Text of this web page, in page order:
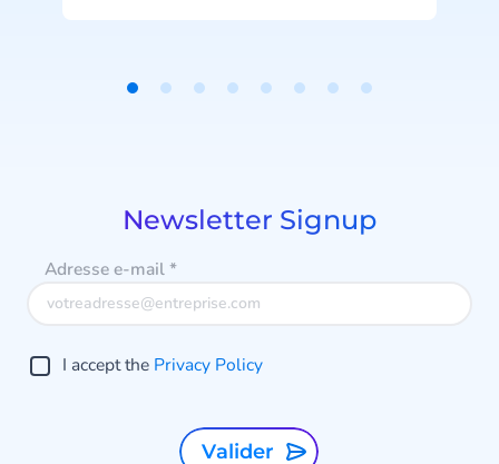
Newsletter Signup
Adresse e-mail*
I accept the Privacy Policy
Valider